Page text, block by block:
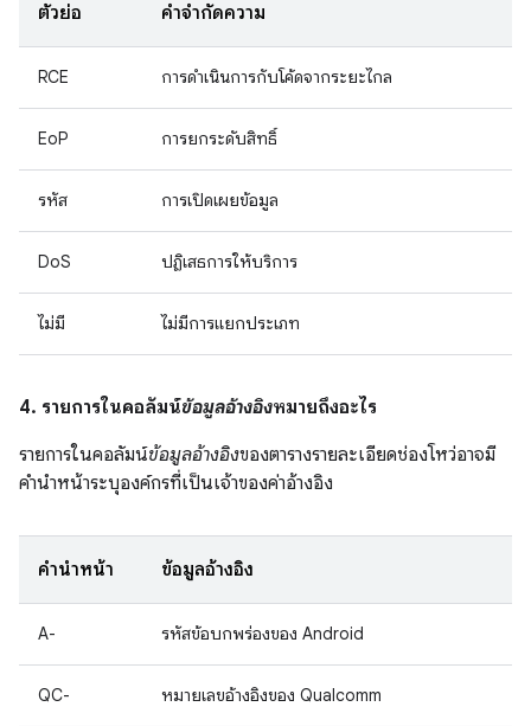
ตัวย่อ คำจำกัดความ
RCE การดำเนินการกับโค้ดจากระยะไกล
EoP การยกระดับสิทธิ์
รหัส การเปิดเผยข้อมูล
DoS ปฏิเสธการให้บริการ
ไม่มี ไม่มีการแยกประเภท
4. รายการในคอลัมน์ข้อมูลอ้างอิงหมายถึงอะไร
รายการในคอลัมน์ข้อมูลอ้างอิงของตารางรายละเอียดช่องโหว่อาจมี
คำนำหน้าระบุองค์กรที่เป็นเจ้าของค่าอ้างอิง
คำนำหน้า ข้อมูลอ้างอิง
A- รหัสข้อบกพร่องของ Android
QC- หมายเลขอ้างอิงของ Qualcomm